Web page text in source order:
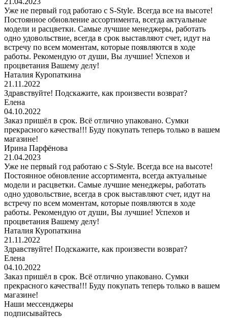
Уже не первый год работаю с S-Style. Всегда все на высоте!
Постоянное обновление ассортимента, всегда актуальные
модели и расцветки. Самые лучшие менеджеры, работать
одно удовольствие, всегда в срок выставляют счет, идут на
встречу по всем моментам, которые появляются в ходе
работы. Рекомендую от души, Вы лучшие! Успехов и
процветания Вашему делу!
Наталия Куропаткина
21.11.2022
Здравствуйте! Подскажите, как произвести возврат?
Елена
04.10.2022
Заказ пришёл в срок. Всё отлично упаковано. Сумки
прекрасного качества!!! Буду покупать теперь только в вашем
магазине!
Ирина Парфёнова
21.04.2023
Уже не первый год работаю с S-Style. Всегда все на высоте!
Постоянное обновление ассортимента, всегда актуальные
модели и расцветки. Самые лучшие менеджеры, работать
одно удовольствие, всегда в срок выставляют счет, идут на
встречу по всем моментам, которые появляются в ходе
работы. Рекомендую от души, Вы лучшие! Успехов и
процветания Вашему делу!
Наталия Куропаткина
21.11.2022
Здравствуйте! Подскажите, как произвести возврат?
Елена
04.10.2022
Заказ пришёл в срок. Всё отлично упаковано. Сумки
прекрасного качества!!! Буду покупать теперь только в вашем
магазине!
Наши мессенджеры
подписывайтесь